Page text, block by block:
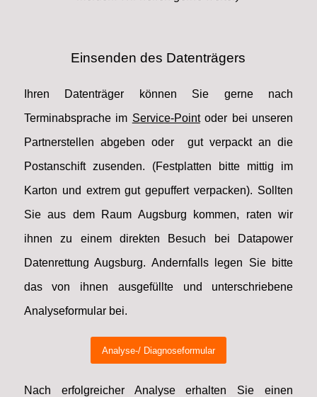
Einsenden des Datenträgers
Ihren Datenträger können Sie gerne nach
Terminabsprache im Service-Pointoder bei unseren
Partnerstellen abgeben oder gut verpackt an die
Postanschift zusenden. (Festplatten bitte mittig im
Karton und extrem gut gepuffert verpacken). Sollten
Sie aus dem Raum Augsburg kommen, raten wir
ihnen zu einem direkten Besuch bei Datapower
Datenrettung Augsburg. Andernfalls legen Sie bitte
das von ihnen ausgefüllte und unterschriebene
Analyseformular bei.
Analyse-/ Diagnoseformular
Nach erfolgreicher Analyse erhalten Sie einen